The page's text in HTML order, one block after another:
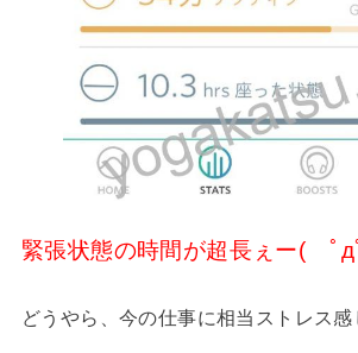
緊張状態の時間が超長ぇー( ﾟд
どうやら、今の仕事に相当ストレス感